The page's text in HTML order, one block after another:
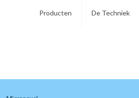
Producten De Techniek